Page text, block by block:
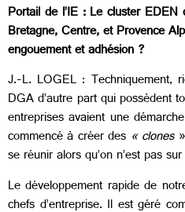
Portail de l’IE : Le cluster EDEN
Bretagne, Centre, et Provence
engouement et adhésion ?
J.-L. LOGEL : Techniquement,
DGA d’autre part qui possèdent
entreprises avaient une
commencé à créer des « clones»
se réunir alors qu’on n’est pas
Le développement rapide de
chefs d’entreprise. Il est géré